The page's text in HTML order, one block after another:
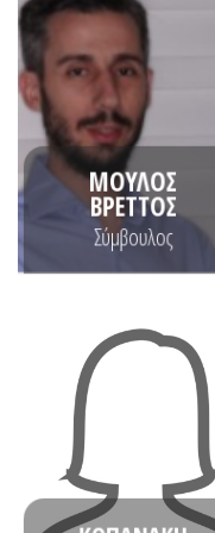
ΜΟΥΛΟΣ
ΒΡΕΤΤΟΣ
Σύμβουλος
Ο Μουλός Βρεττός ειναι
τεχνικός συντονιστής του
Ινστιτούτου Επικοινωνιών και
Συστημάτων Υπολογιστών.
κατέχει πτυχίο στα
Μαθηματικά και
Μεταπτυχιακό Δίπλωμα στην
Πληροφορική από το Εθνικό
και Καποδιστριακό
Πανεπιστήμιο Αθηνών
ΒΙΟΓΡΑΦΙΚΟ